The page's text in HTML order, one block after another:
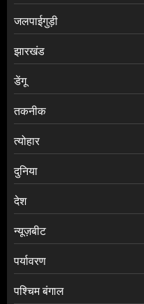
जलपाईगुड़ी
झारखंड
डेंगू
तकनीक
त्योहार
दुनिया
देश
न्यूज़बीट
पर्यावरण
पश्चिम बंगाल